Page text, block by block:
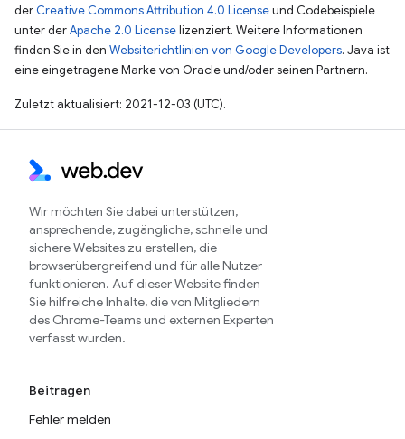
der Creative Commons Attribution 4.0 Licenseund Codebeispiele
unter derApache 2.0 Licenselizenziert. Weitere Informationen
finden Sie in den Websiterichtlinien von Google Developers. Java ist
eine eingetragene Marke von Oracle und/oder seinen Partnern.
Zuletzt aktualisiert: 2021-12-03 (UTC).
Wir möchten Sie dabei unterstützen,
ansprechende, zugängliche, schnelle und
sichere Websites zu erstellen, die
browserübergreifend und für alle Nutzer
funktionieren. Auf dieser Website finden
Sie hilfreiche Inhalte, die von Mitgliedern
des Chrome-Teams und externen Experten
verfasst wurden.
Beitragen
Fehler melden